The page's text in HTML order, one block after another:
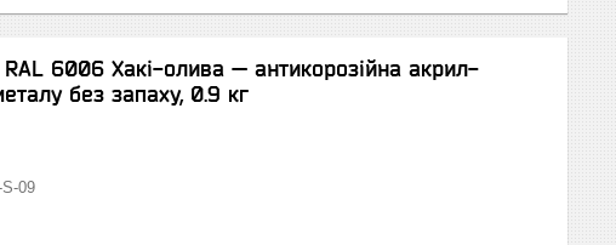
6006 Хакі-олива — антикорозійна акрил-
без запаху, 0.9 кг
S-09